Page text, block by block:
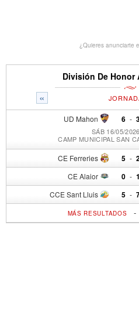
¿Quieres anunciarte
División De Honor
«
UD Mahon 6 -
SÁB 16/05/
CAMP MUNICIPAL SAN
CE Ferreries 5 -
CE Alaior 0 - 1
CCE Sant Lluis 5 -
MÁS RESULTADOS